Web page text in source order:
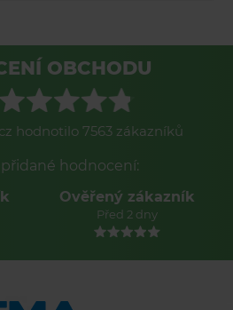
OBCHODU
hodnotilo 7563 zákazníků
hodnocení:
Ověřený zákazník
Před 2 dny